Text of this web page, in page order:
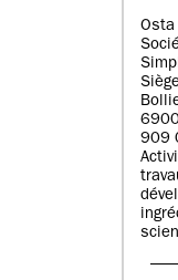
Osta
909